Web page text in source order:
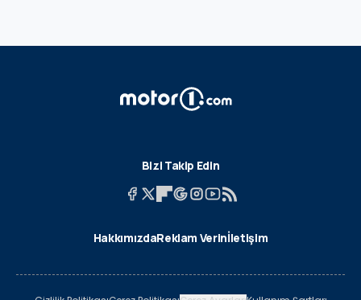
Bizi Takip Edin
HakkımızdaReklam Verinİletişim